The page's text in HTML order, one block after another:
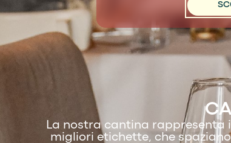
La nostra cantina rappresenta
migliori etichette, che